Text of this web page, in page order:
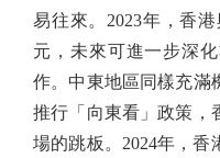
易往來。2023年，香
元，未來可進一步深
作。中東地區同樣充滿
推行「向東看」政策，
場的跳板。2024年，香